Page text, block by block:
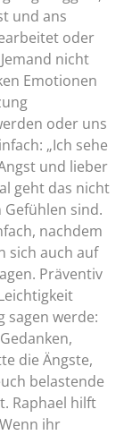
und ans
oder
nicht
Emotionen
oder uns
„Ich sehe
und lieber
geht das nicht
sind.
nachdem
sich auch auf
Präventiv
sagen werde:
die Ängste,
belastende
Raphael hilft
ihr